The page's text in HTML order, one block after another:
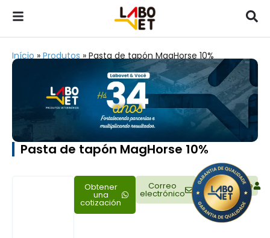
Início » Produtos » Pasta de tapón MagHorse 10%
Pasta de tapón MagHorse 10%
Obtener
una
cotización
Correo
electrónico
Representante